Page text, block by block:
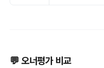
💬 오너평가 비교